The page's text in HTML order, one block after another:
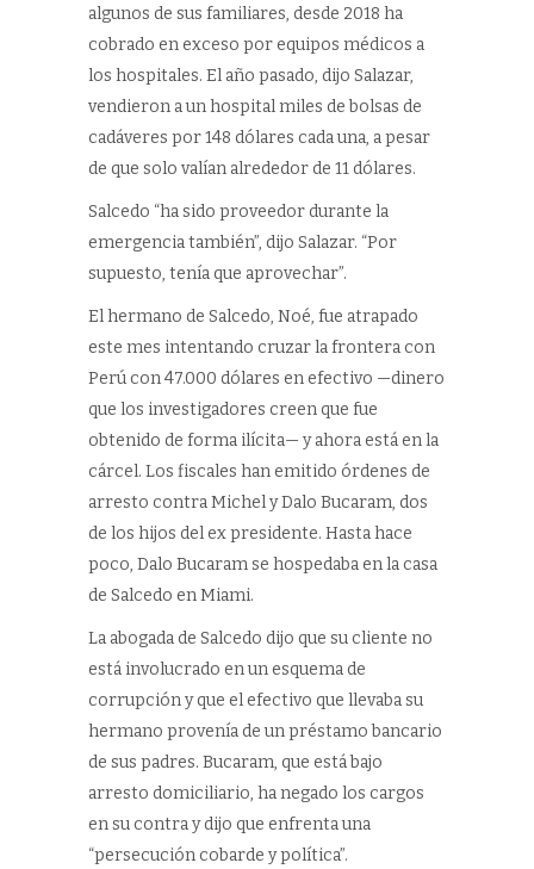
algunos de sus familiares, desde 2018 ha
cobrado en exceso por equipos médicos a
los hospitales. El año pasado, dijo Salazar,
vendieron a un hospital miles de bolsas de
cadáveres por 148 dólares cada una, a pesar
de que solo valían alrededor de 11 dólares.
Salcedo “ha sido proveedor durante la
emergencia también”, dijo Salazar. “Por
supuesto, tenía que aprovechar”.
El hermano de Salcedo, Noé, fue atrapado
este mes intentando cruzar la frontera con
Perú con 47.000 dólares en efectivo —dinero
que los investigadores creen que fue
obtenido de forma ilícita— y ahora está en la
cárcel. Los fiscales han emitido órdenes de
arresto contra Michel y Dalo Bucaram, dos
de los hijos del ex presidente. Hasta hace
poco, Dalo Bucaram se hospedaba en la casa
de Salcedo en Miami.
La abogada de Salcedo dijo que su cliente no
está involucrado en un esquema de
corrupción y que el efectivo que llevaba su
hermano provenía de un préstamo bancario
de sus padres. Bucaram, que está bajo
arresto domiciliario, ha negado los cargos
en su contra y dijo que enfrenta una
“persecución cobarde y política”.